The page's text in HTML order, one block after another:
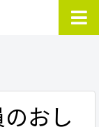
おし